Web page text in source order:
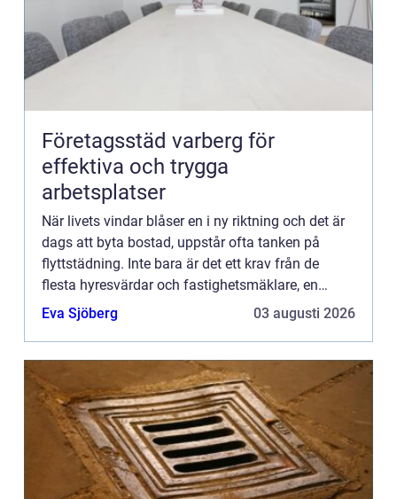
Företagsstäd varberg för
effektiva och trygga
arbetsplatser
När livets vindar blåser en i ny riktning och det är
dags att byta bostad, uppstår ofta tanken på
flyttstädning. Inte bara är det ett krav från de
flesta hyresvärdar och fastighetsmäklare, en
orde...
Eva Sjöberg 03 augusti 2026